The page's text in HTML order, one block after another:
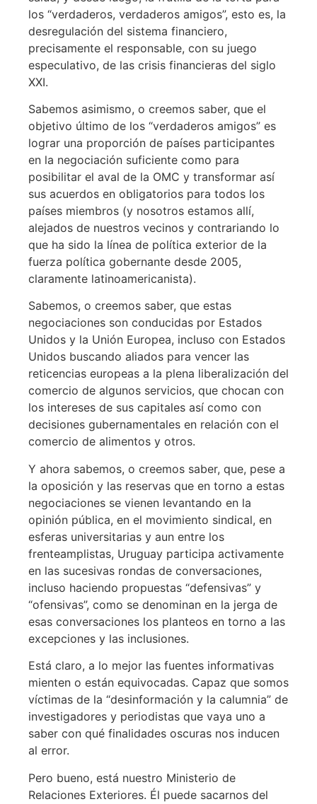
los “verdaderos, verdaderos amigos”, esto es, la
desregulación del sistema financiero,
precisamente el responsable, con su juego
especulativo, de las crisis financieras del siglo
XXI.
Sabemos asimismo, o creemos saber, que el
objetivo último de los “verdaderos amigos” es
lograr una proporción de países participantes
en la negociación suficiente como para
posibilitar el aval de la OMC y transformar así
sus acuerdos en obligatorios para todos los
países miembros (y nosotros estamos allí,
alejados de nuestros vecinos y contrariando lo
que ha sido la línea de política exterior de la
fuerza política gobernante desde 2005,
claramente latinoamericanista).
Sabemos, o creemos saber, que estas
negociaciones son conducidas por Estados
Unidos y la Unión Europea, incluso con Estados
Unidos buscando aliados para vencer las
reticencias europeas a la plena liberalización del
comercio de algunos servicios, que chocan con
los intereses de sus capitales así como con
decisiones gubernamentales en relación con el
comercio de alimentos y otros.
Y ahora sabemos, o creemos saber, que, pese a
la oposición y las reservas que en torno a estas
negociaciones se vienen levantando en la
opinión pública, en el movimiento sindical, en
esferas universitarias y aun entre los
frenteamplistas, Uruguay participa activamente
en las sucesivas rondas de conversaciones,
incluso haciendo propuestas “defensivas” y
“ofensivas”, como se denominan en la jerga de
esas conversaciones los planteos en torno a las
excepciones y las inclusiones.
Está claro, a lo mejor las fuentes informativas
mienten o están equivocadas. Capaz que somos
víctimas de la “desinformación y la calumnia” de
investigadores y periodistas que vaya uno a
saber con qué finalidades oscuras nos inducen
al error.
Pero bueno, está nuestro Ministerio de
Relaciones Exteriores. Él puede sacarnos del